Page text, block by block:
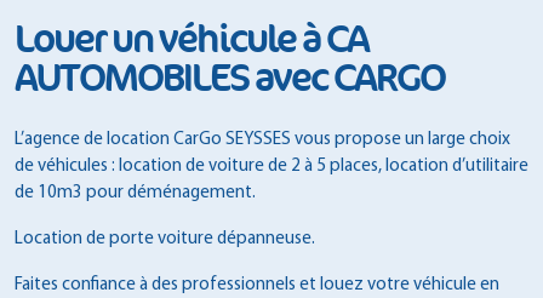
Louer un véhicule à CA
AUTOMOBILES avec CARGO
L’agence de location CarGo SEYSSES vous propose un large choix
de véhicules : location de voiture de 2 à 5 places, location d’utilitaire
de 10m3 pour déménagement.
Location de porte voiture dépanneuse.
Faites confiance à des professionnels et louez votre véhicule en